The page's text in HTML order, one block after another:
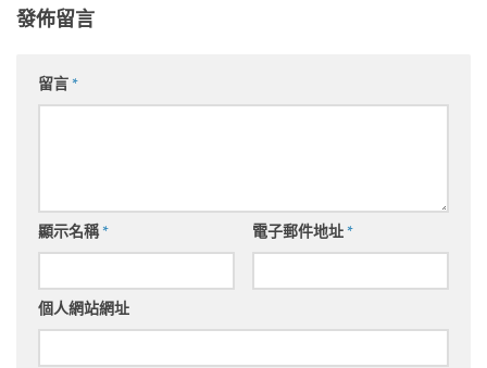
發佈留言
留言*
顯示名稱* 電子郵件地址*
個人網站網址